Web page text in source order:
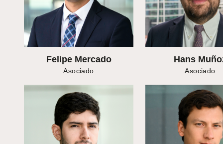
Felipe Mercado
Asociado
Hans
Asociado